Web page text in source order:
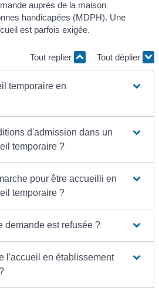
auprès de la maison
handicapées (MDPH). Une
est parfois exigée.
Tout replier Tout déplier
temporaire en
d'admission dans un
temporaire ?
pour être accueilli en
temporaire ?
demande est refusée ?
l'accueil en établissement